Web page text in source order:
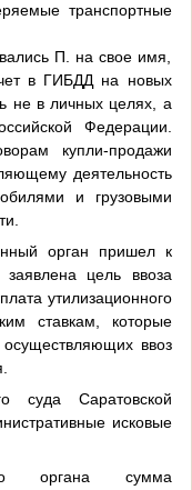
транспортные
П. на свое имя,
в ГИБДД на новых
не в личных целях, а
Федерации.
купли-продажи
деятельность
и грузовыми
орган пришел к
цель ввоза
утилизационного
ставкам, которые
ввоз
суда Саратовской
исковые
органа сумма